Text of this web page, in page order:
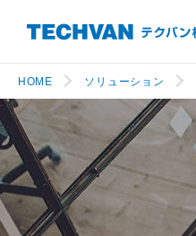
HOME ソリューション